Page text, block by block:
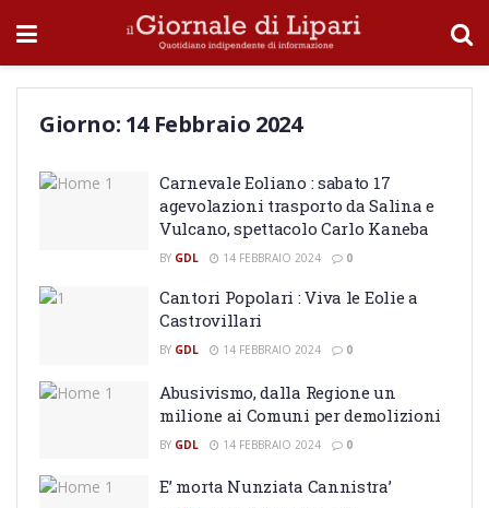
Giorno: 14 Febbraio 2024
Carnevale Eoliano : sabato 17
agevolazioni trasporto da Salina e
Vulcano, spettacolo Carlo Kaneba
BY GDL 14 FEBBRAIO 2024 0
Cantori Popolari : Viva le Eolie a
Castrovillari
BY GDL 14 FEBBRAIO 2024 0
Abusivismo, dalla Regione un
milione ai Comuni per demolizioni
BY GDL 14 FEBBRAIO 2024 0
E’ morta Nunziata Cannistra’